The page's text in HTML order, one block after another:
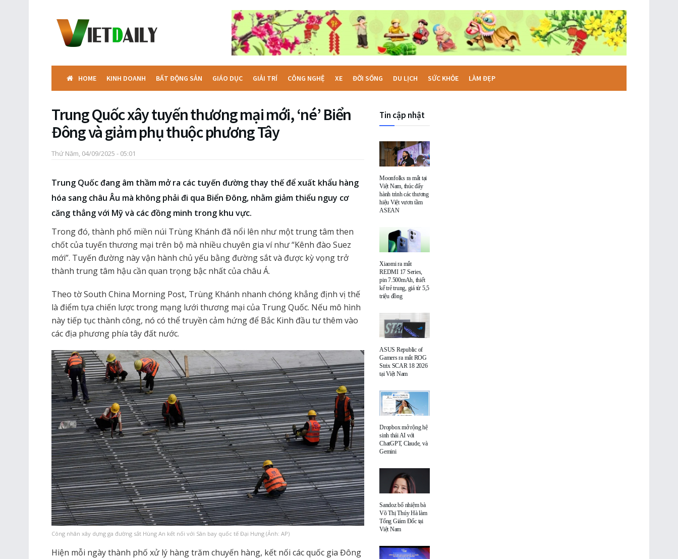
HOME KINH DOANH BẤT ĐỘNG SẢN GIÁO DỤC GIẢI TRÍ CÔNG NGHỆ XE ĐỜI SỐNG DU LỊCH SỨC KHỎE LÀM ĐẸP
Trung Quốc xây tuyến thương mại mới, ‘né’ Biển
Đông và giảm phụ thuộc phương Tây
Thứ Năm, 04/09/2025 - 05:01
Trung Quốc đang âm thầm mở ra các tuyến đường thay thế để xuất khẩu hàng
hóa sang châu Âu mà không phải đi qua Biển Đông, nhằm giảm thiểu nguy cơ
căng thẳng với Mỹ và các đồng minh trong khu vực.
Trong đó, thành phố miền núi Trùng Khánh đã nổi lên như một trung tâm then
chốt của tuyến thương mại trên bộ mà nhiều chuyên gia ví như “Kênh đào Suez
mới”. Tuyến đường này vận hành chủ yếu bằng đường sắt và được kỳ vọng trở
thành trung tâm hậu cần quan trọng bậc nhất của châu Á.
Theo tờ South China Morning Post, Trùng Khánh nhanh chóng khẳng định vị thế
là điểm tựa chiến lược trong mạng lưới thương mại của Trung Quốc. Nếu mô hình
này tiếp tục thành công, nó có thể truyền cảm hứng để Bắc Kinh đầu tư thêm vào
các địa phương phía tây đất nước.
Công nhân xây dựng ga đường sắt Hùng An kết nối với Sân bay quốc tế Đại Hưng (Ảnh: AP)
Hiện mỗi ngày thành phố xử lý hàng trăm chuyến hàng, kết nối các quốc gia Đông
Tin cập nhật
Moonfolks ra mắt tại
Việt Nam, thúc đẩy
hành trình các thương
hiệu Việt vươn tầm
ASEAN
Xiaomi ra mắt
REDMI 17 Series,
pin 7.500mAh, thiết
kế trẻ trung, giá từ 5,5
triệu đồng
ASUS Republic of
Gamers ra mắt ROG
Strix SCAR 18 2026
tại Việt Nam
Dropbox mở rộng hệ
sinh thái AI với
ChatGPT, Claude, và
Gemini
Sandoz bổ nhiệm bà
Võ Thị Thúy Hà làm
Tổng Giám Đốc tại
Việt Nam